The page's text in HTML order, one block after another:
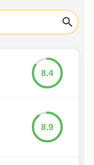
Search
8.4
8.9